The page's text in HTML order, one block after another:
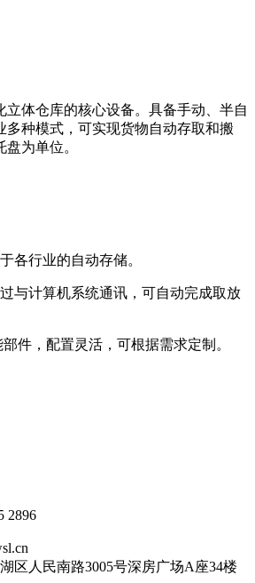
立体仓库的核心设备。具备手动、半自
多种模式，可实现货物自动存取和搬
为单位。
各行业的自动存储。
与计算机系统通讯，可自动完成取放
件，配置灵活，可根据需求定制。
2896
区人民南路3005号深房广场A座34楼